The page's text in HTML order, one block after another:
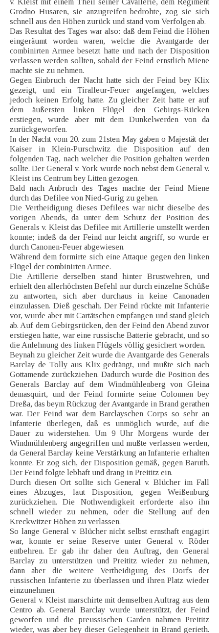
v. Kleist mit einem Theil seiner Cavallerie, dem Regiment
Grodno Husaren, sie anzugreifen bedrohte, zog sie sich
schnell aus den Höhen zurück und stand vom Verfolgen ab.
Das Resultat des Tages war also: daß dem Feind die Höhen
eingeräumt worden waren, welche die Avantgarde der
combinirten Armee besetzt hatte und nach der Disposition
verlassen werden sollten, sobald der Feind ernstlich Miene
machte sie zu nehmen.
Gegen Einbruch der Nacht hatte sich der Feind bey Klix
gezeigt, und ein Tiralleur-Feuer angefangen, welches
jedoch keinen Erfolg hatte. Zu gleicher Zeit hatte er auf
dem äußersten linken Flügel den Gebirgs-Rücken
erstiegen, wurde aber mit dem Dunkelwerden von da
zurückgeworfen.
In der Nacht vom 20. zum 21sten May gaben o Majestät der
Kaiser in Klein-Purschwitz die Disposition auf den
folgenden Tag, nach welcher die Position gehalten werden
sollte. Der General v. York wurde noch nebst dem General v.
Kleist ins Centrum bey Litten gezogen.
Bald nach Anbruch des Tages machte der Feind Miene
durch das Defilee von Nied-Gurig zu gehen.
Die Vertheidigung dieses Defilees war nicht dieselbe des
vorigen Abends, da unter dem Schutz der Position des
Generals v. Kleist das Defilee mit Artillerie umstellt werden
konnte; indeß da der Feind nur leicht angriff, so wurde er
durch Canonen-Feuer abgewiesen.
Während dem formirte sich eine Attaque gegen den linken
Flügel der combinirten Armee.
Die Artillerie derselben stand hinter Brustwehren, und
erhielt den allerhöchsten Befehl nur durch einzelne Schüße
zu antworten, sich aber durchaus in keine Canonaden
einzulassen. Dieß geschah. Der Feind rückte mit Infanterie
vor, wurde aber mit Cartätschen empfangen und stand gleich
ab. Auf dem Gebirgsrücken, den der Feind den Abend zuvor
erstiegen hatte, war eine russische Batterie gebracht, und so
die Anlehnung des linken Flügels völlig gesichert worden.
Beynah zu gleicher Zeit wurde die Avantgarde des Generals
Barclay de Tolly aus Klix gedrängt, und mußte sich nach
Gottamende zurückziehen. Dadurch wurde die Position des
Generals Barclay auf dem Windmühlenberg von Gleina
demasquirt, und der Feind formirte seine Colonnen bey
Dreßa, das beym Rückzug der Avantgarde in Brand gerathen
war. Der Feind war dem Barclayschen Corps so sehr an
Infanterie überlegen, daß es unmöglich wurde, auf die
Dauer zu widerstehen. Um 9 Uhr Morgens wurde der
Windmühlenberg angegriffen und mußte verlassen werden,
da General Barclay keine Verstärkung an Infanterie erhalten
konnte. Er zog sich, der Disposition gemäß, gegen Baruth.
Der Feind folgte lebhaft und drang in Preititz ein.
Durch diesen Ort sollte sich General v. Blücher im Fall
eines Abzuges, laut Disposition, gegen Weißenburg
zurückziehen. Die Nothwendigkeit erforderte also ihn
schnell wieder zu nehmen, oder die Stellung auf den
Kreckwitzer Höhen zu verlassen.
So lange General v. Blücher nicht selbst ernsthaft engagirt
war, konnte er seine Reserve unter General v. Röder
entbehren. Er gab ihr daher den Auftrag, den General
Barclay zu unterstützen und Preititz wieder zu nehmen,
dann aber die weitere Vertheidigung des Dorfs der
russischen Infanterie zu überlassen und ihren Platz wieder
einzunehmen.
General v. Kleist marschirte mit demselben Auftrag aus dem
Centro ab. General Barclay wurde unterstützt, der Feind
geworfen und die preussischen Garden nahmen Preititz
wieder, was aber bey dieser Gelegenheit in Brand gerieth.